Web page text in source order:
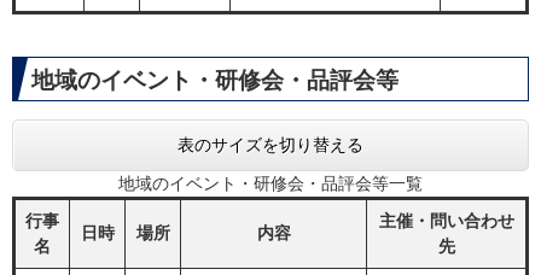
地域のイベント・研修会・品評会等
表のサイズを切り替える
地域のイベント・研修会・品評会等一覧
行事
名
日時 場所 内容
主催・問い合わせ
先